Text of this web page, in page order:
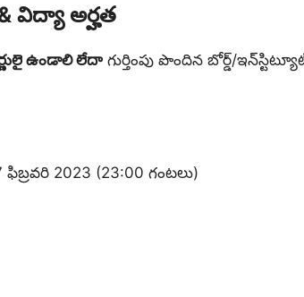
విద్యా అర్హత
ఉండాలి లేదా గుర్తింపు పొందిన బోర్డ్/
2023 (23:00 గంటలు)